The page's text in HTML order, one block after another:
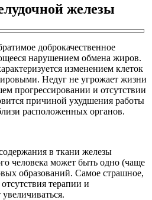
железы
доброкачественное
нарушением обмена жиров.
изменением клеток
Недуг не угрожает жизни
прогрессировании и отсутствии
причиной ухудшения работы
расположенных органов.
в ткани железы
человека может быть одно (чаще
образований. Самое страшное,
терапии и